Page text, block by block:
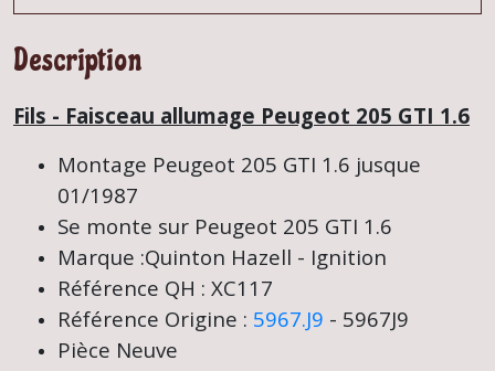
Description
Fils - Faisceau allumage Peugeot 205 GTI 1.6
Montage Peugeot 205 GTI 1.6 jusque
01/1987
Se monte sur Peugeot 205 GTI 1.6
Marque :Quinton Hazell - Ignition
Référence QH : XC117
Référence Origine : 5967.J9 - 5967J9
Pièce Neuve